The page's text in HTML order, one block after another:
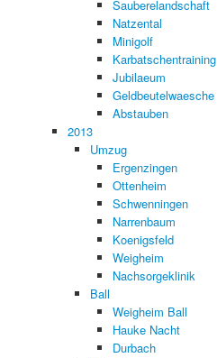
Sauberelandschaft
Natzental
Minigolf
Karbatschentraining
Jubilaeum
Geldbeutelwaesche
Abstauben
2013
Umzug
Ergenzingen
Ottenheim
Schwenningen
Narrenbaum
Koenigsfeld
Weigheim
Nachsorgeklinik
Ball
Weigheim Ball
Hauke Nacht
Durbach